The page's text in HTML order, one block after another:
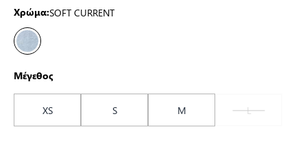
Χρώμα:SOFT CURRENT
Μέγεθος
XS S M L